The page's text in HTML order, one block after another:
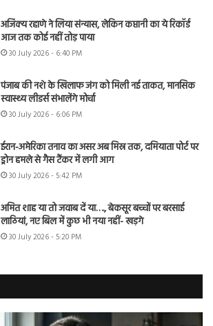
अजिंक्य रहाणे ने लिया संन्यास, लेकिन कप्तानी का ये रिकॉर्ड
आज तक कोई नहीं तोड़ पाया
30 July 2026 - 6:40 PM
पंजाब की नशे के खिलाफ जंग को मिली नई ताकत, मानसिक
स्वास्थ्य लीडर्स संभालेंगे मोर्चा
30 July 2026 - 6:06 PM
ईरान-अमेरिका तनाव का असर अब मिस्र तक, दमियाता पोर्ट पर
ड्रोन हमले से गैस टैंकर में लगी आग
30 July 2026 - 5:42 PM
अमित शाह या तो जवाब दें या…., बेकसूर बच्चों पर बरसाई
लाठियां, नए बिल में कुछ भी नया नहीं- खड़गे
30 July 2026 - 5:20 PM